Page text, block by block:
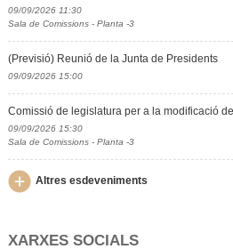
09/09/2026 11:30
Sala de Comissions - Planta -3
(Previsió) Reunió de la Junta de Presidents
09/09/2026 15:00
Comissió de legislatura per a la modificació
09/09/2026 15:30
Sala de Comissions - Planta -3
Altres esdeveniments
XARXES SOCIALS